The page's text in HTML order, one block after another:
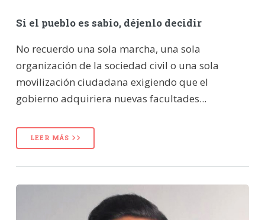
Si el pueblo es sabio, déjenlo decidir
No recuerdo una sola marcha, una sola
organización de la sociedad civil o una sola
movilización ciudadana exigiendo que el
gobierno adquiriera nuevas facultades...
LEER MÁS